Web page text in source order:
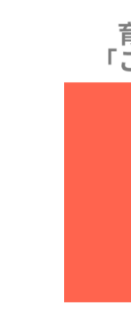
AI人材育成：
ルス育成
AI人材育成：タ
ISO認証取得済み